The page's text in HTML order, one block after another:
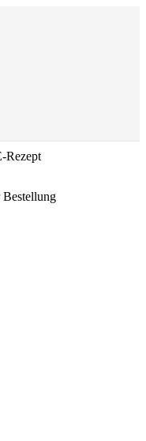
Rezept
Bestellung